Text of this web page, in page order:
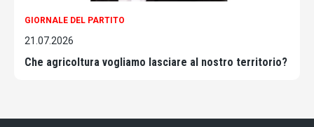
GIORNALE DEL PARTITO
21.07.2026
Che agricoltura vogliamo lasciare al nostro territorio?